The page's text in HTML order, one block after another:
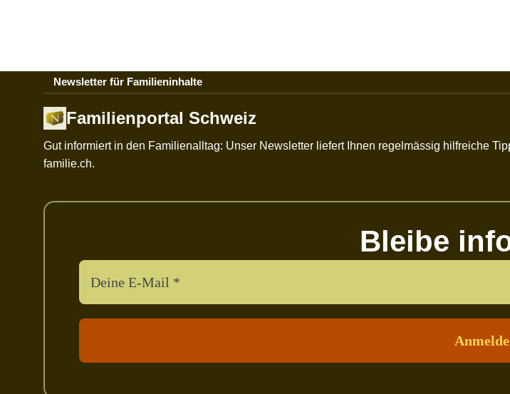
Newsletter für Familieninhalte
Familienportal Schweiz
Gut informiert in den Familienalltag: Unser Newsletter liefert Ihnen regelmässig hilfreiche
familie.ch.
Bleibe